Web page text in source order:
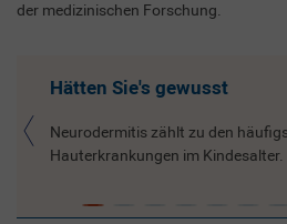
der medizinischen Forschung.
Hätten Sie's gewusst
Neurodermitis zählt zu den
Hauterkrankungen im Kindesalter.